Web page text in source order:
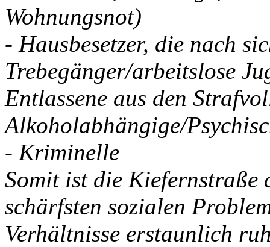
Wohnungsnot)
- Hausbesetzer, die nach
Trebegänger/arbeitslose
Entlassene aus den
Alkoholabhängige/
- Kriminelle
Somit ist die Kiefernstraße
schärfsten sozialen
Verhältnisse erstaunlich